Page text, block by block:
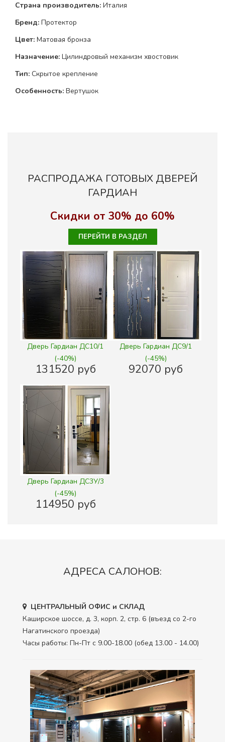
Страна производитель: Италия
Бренд: Протектор
Цвет: Матовая бронза
Назначение: Цилиндровый механизм хвостовик
Тип: Скрытое крепление
Особенность: Вертушок
РАСПРОДАЖА ГОТОВЫХ ДВЕРЕЙ
ГАРДИАН
Скидки от 30% до 60%
ПЕРЕЙТИ В РАЗДЕЛ
Дверь Гардиан ДС10/1
(-40%)
131520 руб
Дверь Гардиан ДС9/1
(-45%)
92070 руб
Дверь Гардиан ДС3У/3
(-45%)
114950 руб
АДРЕСА САЛОНОВ:
ЦЕНТРАЛЬНЫЙ ОФИС и СКЛАД
Каширское шоссе, д. 3, корп. 2, стр. 6 (въезд со 2-го
Нагатинского проезда)
Часы работы: Пн-Пт с 9.00-18.00 (обед 13.00 - 14.00)